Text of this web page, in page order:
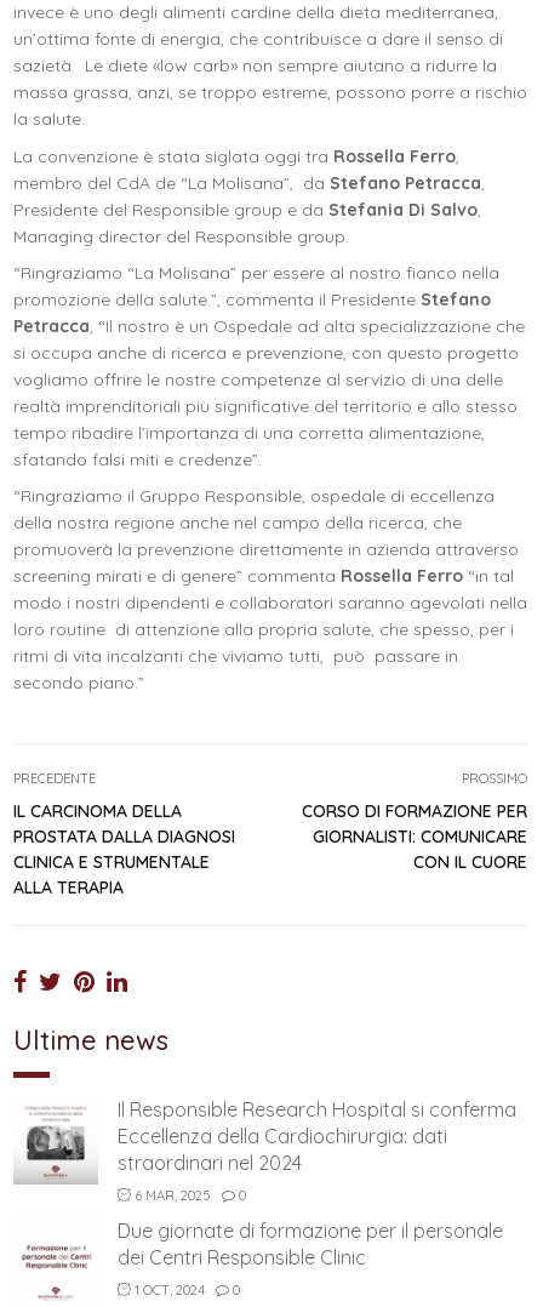
invece è uno degli alimenti cardine della dieta mediterranea,
un’ottima fonte di energia, che contribuisce a dare il senso di
sazietà. Le diete «low carb» non sempre aiutano a ridurre la
massa grassa, anzi, se troppo estreme, possono porre a rischio
la salute.
La convenzione è stata siglata oggi tra Rossella Ferro
membro del CdA de “La Molisana”, da Stefano Petracca
Presidente del Responsible group e da Stefania Di Salvo
Managing director del Responsible group.
“Ringraziamo “La Molisana” per essere al nostro fianco nella
promozione della salute.”, commenta il Presidente Stefano
Petracca, “Il nostro è un Ospedale ad alta specializzazione che
si occupa anche di ricerca e prevenzione, con questo progetto
vogliamo offrire le nostre competenze al servizio di una delle
realtà imprenditoriali più significative del territorio e allo stesso
tempo ribadire l’importanza di una corretta alimentazione,
sfatando falsi miti e credenze”.
“Ringraziamo il Gruppo Responsible, ospedale di eccellenza
della nostra regione anche nel campo della ricerca, che
promuoverà la prevenzione direttamente in azienda attraverso
screening mirati e di genere” commenta Rossella Ferro “in tal
modo i nostri dipendenti e collaboratori saranno agevolati nella
loro routine di attenzione alla propria salute, che spesso, per i
ritmi di vita incalzanti che viviamo tutti, può passare in
secondo piano.”
PRECEDENTE
IL CARCINOMA DELLA
PROSTATA DALLA DIAGNOSI
CLINICA E STRUMENTALE
ALLA TERAPIA
PROSSIMO
CORSO DI FORMAZIONE PER
GIORNALISTI: COMUNICARE
CON IL CUORE
Ultime news
Il Responsible Research Hospital si conferma
Eccellenza della Cardiochirurgia: dati
straordinari nel 2024
6 MAR, 2025 0
Due giornate di formazione per il personale
dei Centri Responsible Clinic
1 OCT, 2024 0